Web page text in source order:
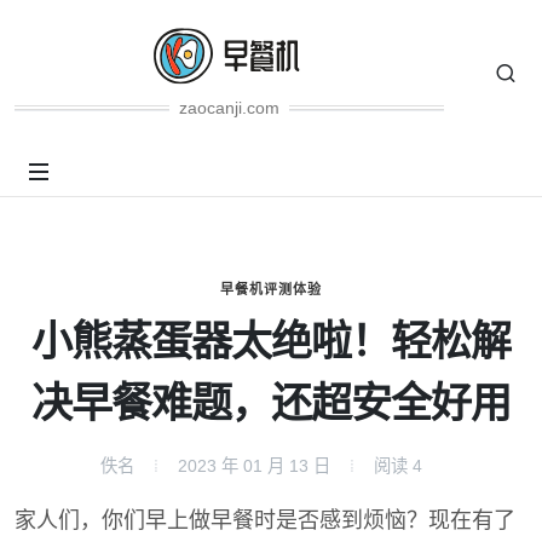
zaocanji.com
早餐机评测体验
小熊蒸蛋器太绝啦！轻松解
决早餐难题，还超安全好用
佚名 2023 年 01 月 13 日 阅读 4
家人们，你们早上做早餐时是否感到烦恼？现在有了